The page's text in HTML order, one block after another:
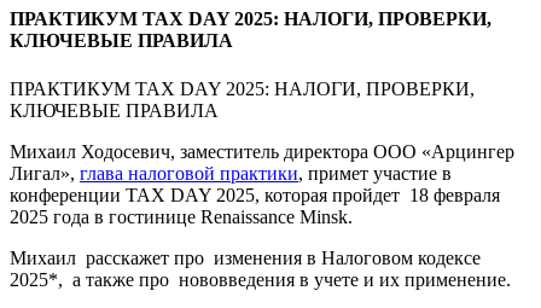
ПРАКТИКУМ TAX DAY 2025: НАЛОГИ, ПРОВЕРКИ,
КЛЮЧЕВЫЕ ПРАВИЛА
ПРАКТИКУМ TAX DAY 2025: НАЛОГИ, ПРОВЕРКИ,
КЛЮЧЕВЫЕ ПРАВИЛА
Михаил Ходосевич, заместитель директора ООО «Арцингер
Лигал», глава налоговой практики, примет участие в
конференции TAX DAY 2025, которая пройдет 18 февраля
2025 года в гостинице Renaissance Minsk.
Михаил расскажет про изменения в Налоговом кодексе
2025*, а также про нововведения в учете и их применение.